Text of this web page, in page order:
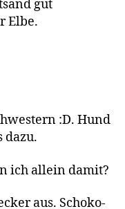
gut
Elbe.
:D. Hund
dazu.
ich allein damit?
aus. Schoko-